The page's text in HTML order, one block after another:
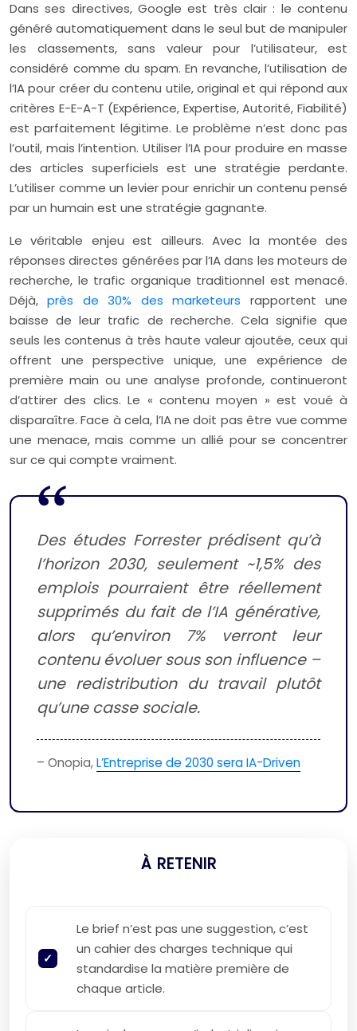
Dans ses directives, Google est très clair : le contenu
généré automatiquement dans le seul but de manipuler
les classements, sans valeur pour l’utilisateur, est
considéré comme du spam. En revanche, l’utilisation de
l’IA pour créer du contenu utile, original et qui répond aux
critères E-E-A-T (Expérience, Expertise, Autorité, Fiabilité)
est parfaitement légitime. Le problème n’est donc pas
l’outil, mais l’intention. Utiliser l’IA pour produire en masse
des articles superficiels est une stratégie perdante.
L’utiliser comme un levier pour enrichir un contenu pensé
par un humain est une stratégie gagnante.
Le véritable enjeu est ailleurs. Avec la montée des
réponses directes générées par l’IA dans les moteurs de
recherche, le trafic organique traditionnel est menacé.
Déjà,près de 30% des marketeurs rapportent une
baisse de leur trafic de recherche. Cela signifie que
seuls les contenus à très haute valeur ajoutée, ceux qui
offrent une perspective unique, une expérience de
première main ou une analyse profonde, continueront
d’attirer des clics. Le « contenu moyen » est voué à
disparaître. Face à cela, l’IA ne doit pas être vue comme
une menace, mais comme un allié pour se concentrer
sur ce qui compte vraiment.
Des études Forrester prédisent qu’à
l’horizon 2030, seulement ~1,5% des
emplois pourraient être réellement
supprimés du fait de l’IA générative,
alors qu’environ 7% verront leur
contenu évoluer sous son influence –
une redistribution du travail plutôt
qu’une casse sociale.
– Onopia,L’Entreprise de 2030 sera IA-Driven
À RETENIR
Le brief n’est pas une suggestion, c’est
un cahier des charges technique qui
standardise la matière première de
chaque article.